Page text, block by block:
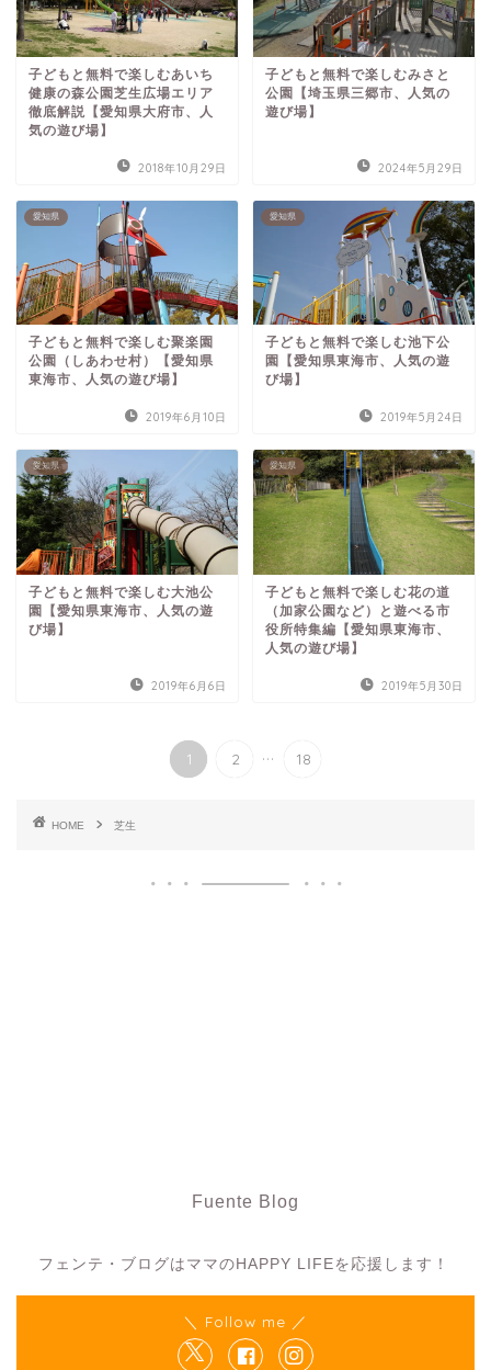
子どもと無料で楽しむあいち
健康の森公園芝生広場エリア
徹底解説【愛知県大府市、人
気の遊び場】
2018年10月29日
子どもと無料で楽しむみさと
公園【埼玉県三郷市、人気の
遊び場】
2024年5月29日
愛知県
子どもと無料で楽しむ聚楽園
公園（しあわせ村）【愛知県
東海市、人気の遊び場】
2019年6月10日
愛知県
子どもと無料で楽しむ池下公
園【愛知県東海市、人気の遊
び場】
2019年5月24日
愛知県
子どもと無料で楽しむ大池公
園【愛知県東海市、人気の遊
び場】
2019年6月6日
愛知県
子どもと無料で楽しむ花の道
（加家公園など）と遊べる市
役所特集編【愛知県東海市、
人気の遊び場】
2019年5月30日
1 2 ... 18
HOME 芝生
Fuente Blog
フェンテ・ブログはママのHAPPY LIFEを応援します！
＼ Follow me ／